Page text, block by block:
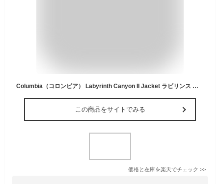
Columbia（コロンビア） Labyrinth Canyon II Jacket ラビリンス キャニオン 2 ジャケット マウンテン パーカー メンズ レディース アウトドア アウター ウインドブレーカー 中綿 ダウン 登山 フェス キャンプ 撥水 レインスーツ フード シェル 【XE9089】
この商品をサイトでみる
価格と在庫を楽天でチェック >>